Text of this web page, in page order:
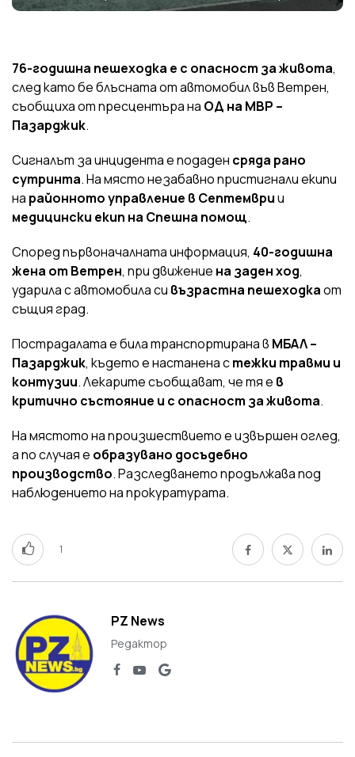
76-годишна пешеходка е с опасност за живота,
след като бе блъсната от автомобил във Ветрен,
съобщиха от пресцентъра на ОД на МВР –
Пазарджик.
Сигналът за инцидента е подаден сряда рано
сутринта. На място незабавно пристигнали екипи
на районното управление в Септемврии
медицински екип на Спешна помощ.
Според първоначалната информация, 40-годишна
жена от Ветрен, при движение на заден ход,
ударила с автомобила си възрастна пешеходкаот
същия град.
Пострадалата е била транспортирана в МБАЛ –
Пазарджик, където е настанена стежки травми и
контузии. Лекарите съобщават, че тя е в
критично състояние и с опасност за живота.
На мястото на произшествието е извършен оглед,
а по случая е образувано досъдебно
производство. Разследването продължава под
наблюдението на прокуратурата.
1
PZ News
Редактор